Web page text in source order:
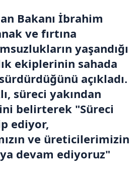
Bakanı İbrahim
ve fırtına
yaşandığı
ekiplerinin sahada
açıkladı.
süreci yakından
belirterek "Süreci
ediyor,
ve üreticilerimizin
devam ediyoruz"